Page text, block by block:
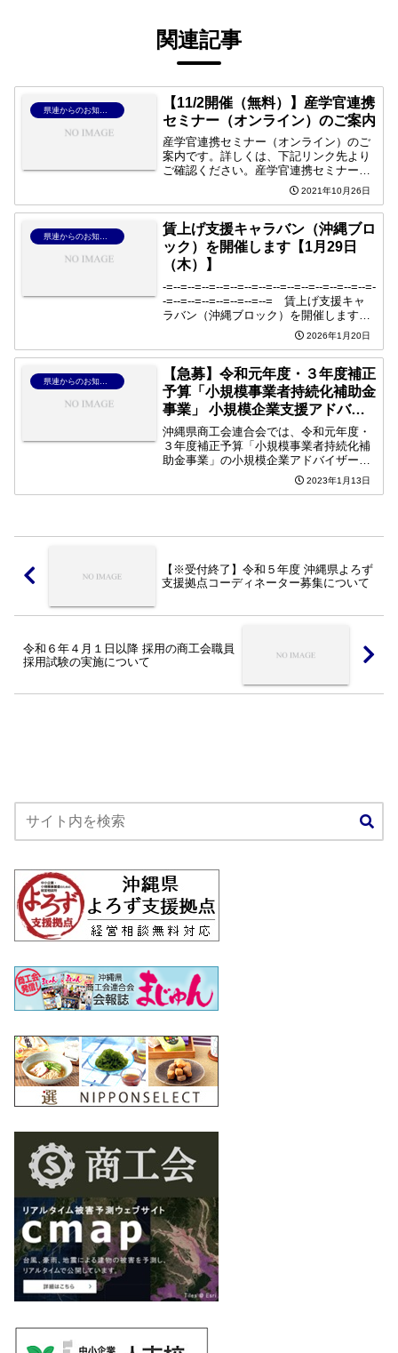
関連記事
【11/2開催（無料）】産学官連携
セミナー（オンライン）のご案内
産学官連携セミナー（オンライン）のご
案内です。詳しくは、下記リンク先より
ご確認ください。産学官連携セミナー
（オンライン）についてご案内資料
2021年10月26日
県連からのお知らせ
賃上げ支援キャラバン（沖縄ブロ
ック）を開催します【1月29日
（木）】
-=--=--=--=--=--=--=--=--=--=--=--=--=--=--=-
-=--=--=--=--=--=--=--= 賃上げ支援キャ
ラバン（沖縄ブロック）を開催します
【1月29日（木）】-=--=--=--=--=--=...
2026年1月20日
県連からのお知らせ
【急募】令和元年度・３年度補正
予算「小規模事業者持続化補助金
事業」 小規模企業支援アドバイ
ザー募集について
沖縄県商工会連合会では、令和元年度・
３年度補正予算「小規模事業者持続化補
助金事業」の小規模企業アドバイザーを
募集します。【募集人員】・コーディネ
ーター１名【任期（勤務期間）】・2023
2023年1月13日
【※受付終了】令和５年度 沖縄県よろず
支援拠点コーディネーター募集について
令和６年４月１日以降 採用の商工会職員
採用試験の実施について